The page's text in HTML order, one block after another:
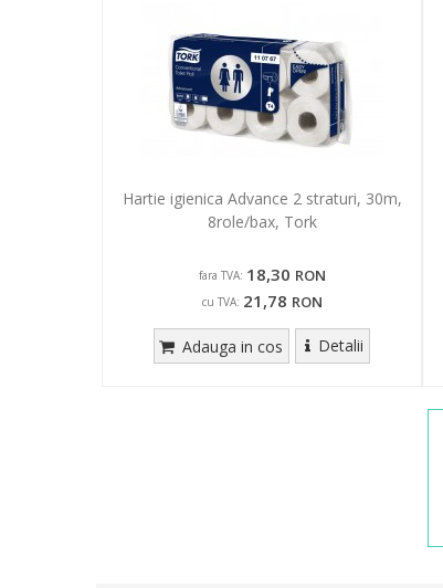
Hartie igienica Advance 2 straturi, 30m,
8role/bax, Tork
fara TVA: 18,30 RON
cu TVA: 21,78 RON
Adauga in cos Detalii